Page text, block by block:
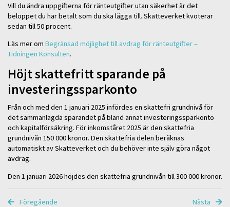
Vill du ändra uppgifterna för ränteutgifter utan säkerhet är det
beloppet du har betalt som du ska lägga till. Skatteverket kvoterar
sedan till 50 procent.
Läs mer om Begränsad möjlighet till avdrag för ränteutgifter –
Tidningen Konsulten.
Höjt skattefritt sparande på
investeringssparkonto
Från och med den 1 januari 2025 infördes en skattefri grundnivå för
det sammanlagda sparandet på bland annat investeringssparkonto
och kapitalförsäkring. För inkomståret 2025 är den skattefria
grundnivån 150 000 kronor. Den skattefria delen beräknas
automatiskt av Skatteverket och du behöver inte själv göra något
avdrag.
Den 1 januari 2026 höjdes den skattefria grundnivån till 300 000 kronor.
Föregående Nästa